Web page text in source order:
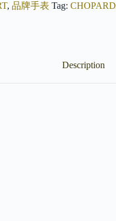
, 品牌手表 Tag:
Description